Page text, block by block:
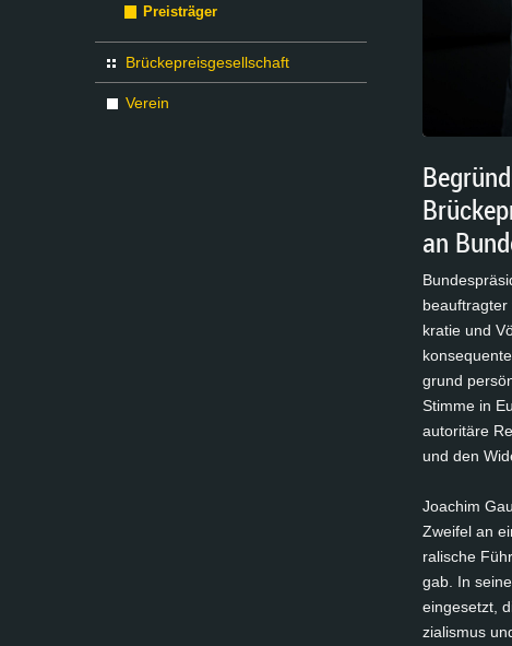
Preisträger
Brückepreisgesellschaft
Verein
an
kra­tie und
grund
Stim­me in
au­to­ri­tä­re
und den
Joa­chim
Zwei­fel an
ra­li­sche
gab. In
ein­ge­setzt,
zia­lis­mus